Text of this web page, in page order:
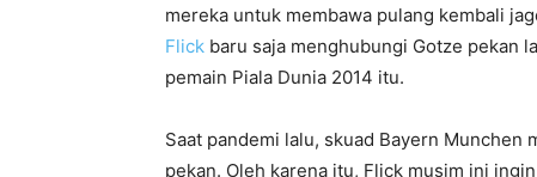
mereka untuk membawa pulang kembali
Flick baru saja menghubungi Gotze pekan
pemain Piala Dunia 2014 itu.
Saat pandemi lalu, skuad Bayern Munchen
pekan. Oleh karena itu, Flick musim ini